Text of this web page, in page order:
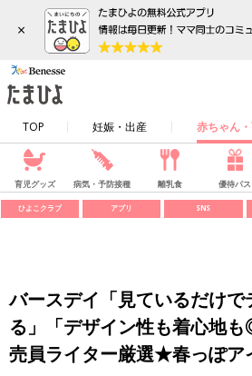
×
TOP 妊娠・出産 赤ちゃん
育児グッズ 病気・予防接種 離乳食 優待パス
ひよこクラブ アプリ SNS
バースデイ「見ているだけで
る」「デザイン性も着心地
売員ライター厳選★春っぽア